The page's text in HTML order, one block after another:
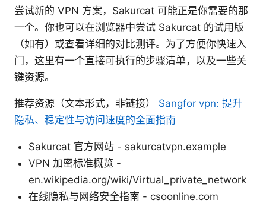
尝试新的 VPN 方案，Sakurcat 可能正是你需要的那
一个。你也可以在浏览器中尝试 Sakurcat 的试用版
（如有）或查看详细的对比测评。为了方便你快速入
门，这里有一个直接可执行的步骤清单，以及一些关
键资源。
推荐资源（文本形式，非链接） Sangfor vpn: 提升
隐私、稳定性与访问速度的全面指南
Sakurcat 官方网站 - sakurcatvpn.example
VPN 加密标准概览 -
en.wikipedia.org/wiki/Virtual_private_network
在线隐私与网络安全指南 - csoonline.com